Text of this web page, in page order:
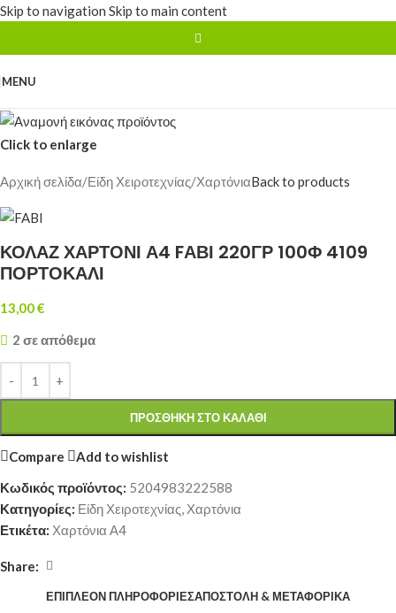
Skip to navigation Skip to main content
MENU
Click to enlarge
Αρχική σελίδα/Είδη Χειροτεχνίας/ΧαρτόνιαBack to products
ΚΟΛΑΖ ΧΑΡΤΟΝΙ Α4 FΑΒΙ 220ΓΡ 100Φ 4109
ΠΟΡΤΟΚΑΛΙ
13,00€
2 σε απόθεμα
ΠΡΟΣΘΉΚΗ ΣΤΟ ΚΑΛΆΘΙ
Compare
Add to wishlist
Κωδικός προϊόντος: 5204983222588
Κατηγορίες: Είδη Χειροτεχνίας, Χαρτόνια
Ετικέτα: Χαρτόνια Α4
Share:
ΕΠΙΠΛΈΟΝ ΠΛΗΡΟΦΟΡΊΕΣΑΠΟΣΤΟΛΉ & ΜΕΤΑΦΟΡΙΚΆ